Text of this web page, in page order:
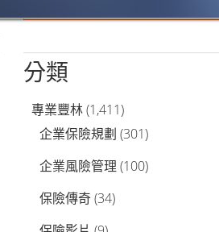
分類
專業豐林(1,411)
企業保險規劃 (301)
企業風險管理 (100)
保險傳奇(34)